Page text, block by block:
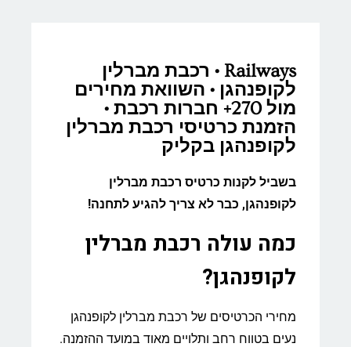
Railways • רכבת מברלין
לקופנהגן • השוואת מחירים
מול 270+ חברות רכבת •
הזמנת כרטיסי רכבת מברלין
לקופנהגן בקליק
בשביל לקנות כרטיס רכבת מברלין
לקופנהגן, כבר לא צריך להגיע לתחנה!
כמה עולה רכבת מברלין
לקופנהגן?
מחירי הכרטיסים של רכבת מברלין לקופנהגן
נעים בטווח רחב ותלויים מאוד במועד ההזמנה.